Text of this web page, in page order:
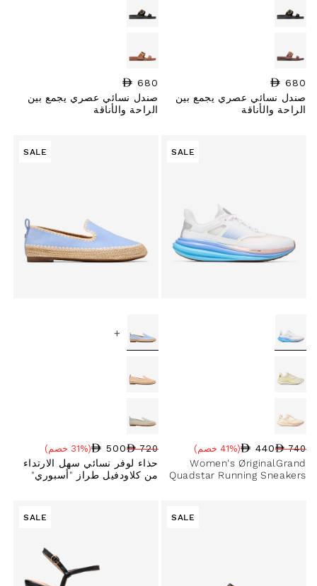
السعر العادي
680
صندل نسائي عصري يجمع بين
الراحة والأناقة
السعر العادي
680
صندل نسائي عصري يجمع بين
الراحة والأناقة
SALE
السعر العادي
740
سعر البيع
440
نسبة الخصم (41% خصم)
Women's ØriginalGrand
Quadstar Running Sneakers
SALE
+
السعر العادي
720
سعر البيع
500
نسبة الخصم
(31% خصم)
حذاء لوفر نسائي سهل الارتداء
من كلاودفيل طراز "أسبوري"
SALE
SALE